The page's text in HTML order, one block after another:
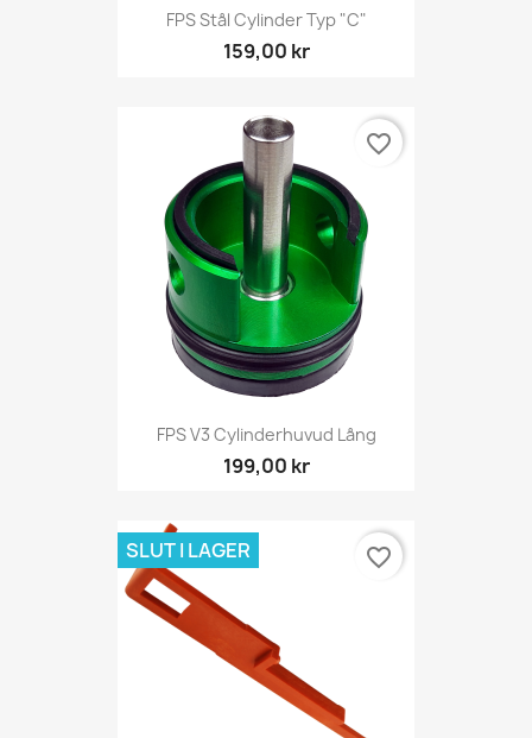
FPS Stål Cylinder Typ "C"
159,00 kr
FPS V3 Cylinderhuvud Lång
199,00 kr
favorite_border
SLUT I LAGER favorite_border